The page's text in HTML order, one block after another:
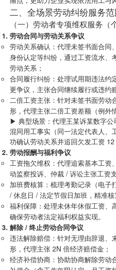
二、全场景劳动纠纷服务范
（一）劳动者专项维权服务（
劳动合同与劳动关系争议
劳动关系确认：代理未签书面合同
身份认定等纠纷，通过工资流水、
劳动关系；
合同履行纠纷：处理试用期违法约
更争议，主张合同继续履行或违约
二倍工资主张：针对未签书面劳动
形，代理主张二倍工资差额（例外
▶ 典型场景：代理王某诉某数字
混同用工事实（同一法定代表人、
功确认劳动关系并追回欠发工资 12
劳动报酬与福利争议
工资拖欠维权：代理追索基本工资
动监察投诉、仲裁 / 诉讼主张工资
加班费核算：梳理考勤记录（电子
/ 休息日 / 法定节假日加班，精准核
福利保障：处理未休年休假工资、
确保劳动者法定福利权益实现。
解除 / 终止劳动合同争议
违法解除赔偿：针对无理由辞退、
形，代理主张 2N 倍经济赔偿金；
经济补偿协商：协助协商解除劳动